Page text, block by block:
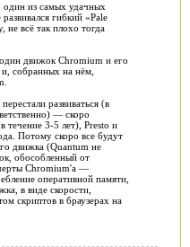
один из самых удачных
гибкий «Pale
не всё так плохо тогда
движок Chromium и его
собранных на нём,
развиваться (в
— скоро
течение 3-5 лет), Presto и
Потому скоро все будут
движка (Quantum не
обособленный от
Chromium'а —
оперативной памяти,
в виде скорости,
скриптов в браузерах на